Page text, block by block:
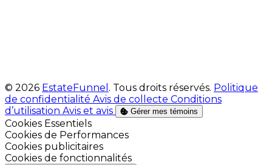
© 2026 EstateFunnel . Tous droits réservés. Politique
de confidentialité Avis de collecte Conditions
d’utilisation Avis et avis Gérer mes témoins
Activer
Cookies Essentiels
Activer
Cookies de Performances
Activer
Cookies publicitaires
Activer
Cookies de fonctionnalités